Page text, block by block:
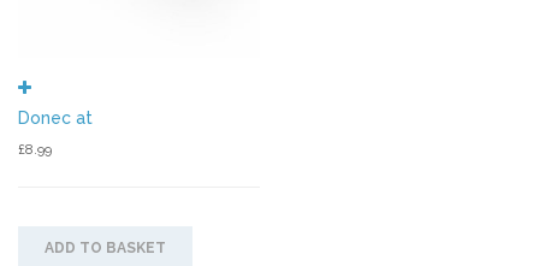
Donec at
£8.99
ADD TO BASKET